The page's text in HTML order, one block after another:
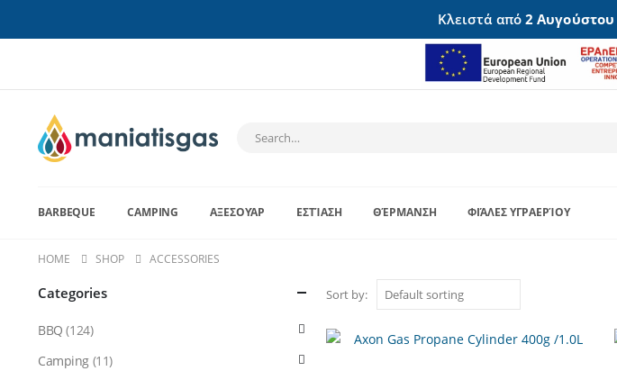
Κλειστά από 2 Αυγούστου
BARBEQUE CAMPING ΑΞΕΣΟΥΆΡ ΕΣΤΊΑΣΗ ΘΈΡΜΑΝΣΗ ΦΙΆΛΕΣ ΥΓΡΑΕΡΊΟΥ
HOME SHOP ACCESSORIES
Sort by:
Categories
BBQ (124)
Camping (11)